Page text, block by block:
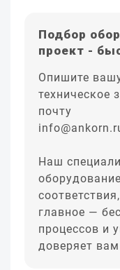
Подбор
проект -
Опишите
техническое
почту
Наш
главное —
процессов и
доверяет